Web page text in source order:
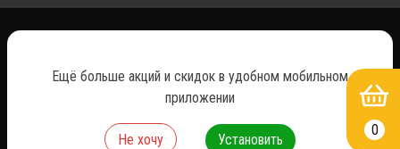
О нас
0
Ещё больше акций и скидок в удобном мобильном
приложении
Не хочу Установить